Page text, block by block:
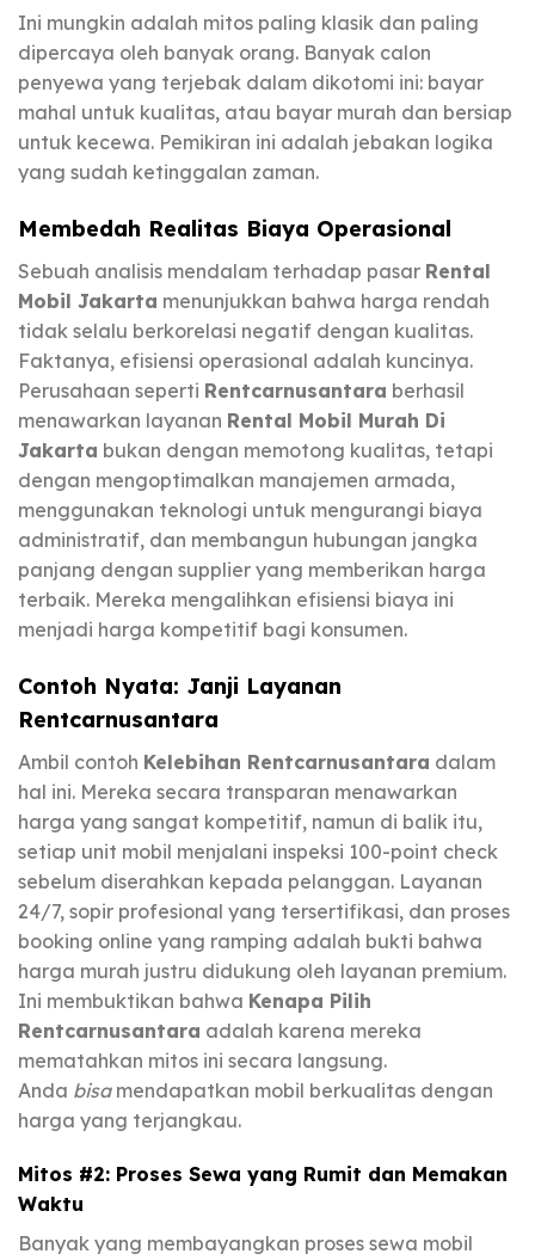
Ini mungkin adalah mitos paling klasik dan paling
dipercaya oleh banyak orang. Banyak calon
penyewa yang terjebak dalam dikotomi ini: bayar
mahal untuk kualitas, atau bayar murah dan bersiap
untuk kecewa. Pemikiran ini adalah jebakan logika
yang sudah ketinggalan zaman.
Membedah Realitas Biaya Operasional
Sebuah analisis mendalam terhadap pasar Rental
Mobil Jakarta menunjukkan bahwa harga rendah
tidak selalu berkorelasi negatif dengan kualitas.
Faktanya, efisiensi operasional adalah kuncinya.
Perusahaan seperti Rentcarnusantara berhasil
menawarkan layanan Rental Mobil Murah Di
Jakarta bukan dengan memotong kualitas, tetapi
dengan mengoptimalkan manajemen armada,
menggunakan teknologi untuk mengurangi biaya
administratif, dan membangun hubungan jangka
panjang dengan supplier yang memberikan harga
terbaik. Mereka mengalihkan efisiensi biaya ini
menjadi harga kompetitif bagi konsumen.
Contoh Nyata: Janji Layanan
Rentcarnusantara
Ambil contoh Kelebihan Rentcarnusantara dalam
hal ini. Mereka secara transparan menawarkan
harga yang sangat kompetitif, namun di balik itu,
setiap unit mobil menjalani inspeksi 100-point check
sebelum diserahkan kepada pelanggan. Layanan
24/7, sopir profesional yang tersertifikasi, dan proses
booking online yang ramping adalah bukti bahwa
harga murah justru didukung oleh layanan premium.
Ini membuktikan bahwa Kenapa Pilih
Rentcarnusantara adalah karena mereka
mematahkan mitos ini secara langsung.
Anda bisamendapatkan mobil berkualitas dengan
harga yang terjangkau.
Mitos #2: Proses Sewa yang Rumit dan Memakan
Waktu
Banyak yang membayangkan proses sewa mobil